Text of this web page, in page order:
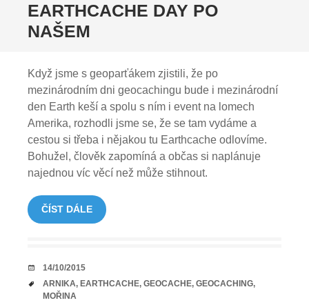
EARTHCACHE DAY PO
NAŠEM
Když jsme s geoparťákem zjistili, že po
mezinárodním dni geocachingu bude i mezinárodní
den Earth keší a spolu s ním i event na lomech
Amerika, rozhodli jsme se, že se tam vydáme a
cestou si třeba i nějakou tu Earthcache odlovíme.
Bohužel, člověk zapomíná a občas si naplánuje
najednou víc věcí než může stihnout.
ČÍST DÁLE
DATUM
14/10/2015
TAGY
ARNIKA, EARTHCACHE, GEOCACHE, GEOCACHING,
MOŘINA